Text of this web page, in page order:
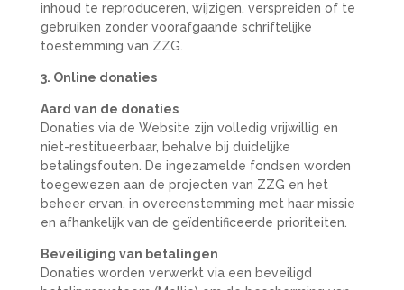
inhoud te reproduceren, wijzigen, verspreiden of te
gebruiken zonder voorafgaande schriftelijke
toestemming van ZZG.
3. Online donaties
Aard van de donaties
Donaties via de Website zijn volledig vrijwillig en
niet-restitueerbaar, behalve bij duidelijke
betalingsfouten. De ingezamelde fondsen worden
toegewezen aan de projecten van ZZG en het
beheer ervan, in overeenstemming met haar missie
en afhankelijk van de geïdentificeerde prioriteiten.
Beveiliging van betalingen
Donaties worden verwerkt via een beveiligd